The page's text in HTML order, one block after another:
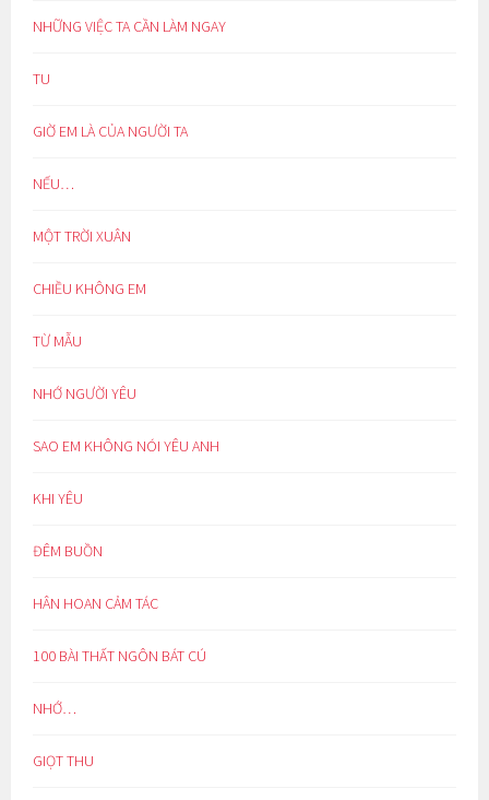
NHỮNG VIỆC TA CẦN LÀM NGAY
TU
GIỜ EM LÀ CỦA NGƯỜI TA
NẾU…
MỘT TRỜI XUÂN
CHIỀU KHÔNG EM
TỪ MẪU
NHỚ NGƯỜI YÊU
SAO EM KHÔNG NÓI YÊU ANH
KHI YÊU
ĐÊM BUỒN
HÂN HOAN CẢM TÁC
100 BÀI THẤT NGÔN BÁT CÚ
NHỚ…
GIỌT THU